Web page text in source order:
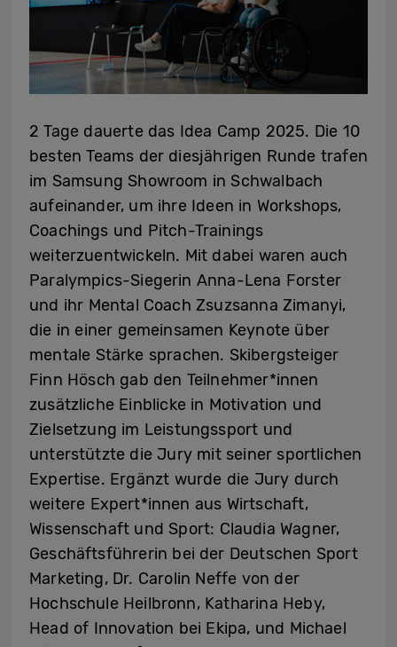
2 Tage dauerte das Idea Camp 2025. Die 10
besten Teams der diesjährigen Runde trafen
im Samsung Showroom in Schwalbach
aufeinander, um ihre Ideen in Workshops,
Coachings und Pitch-Trainings
weiterzuentwickeln. Mit dabei waren auch
Paralympics-Siegerin Anna-Lena Forster
und ihr Mental Coach Zsuzsanna Zimanyi,
die in einer gemeinsamen Keynote über
mentale Stärke sprachen. Skibergsteiger
Finn Hösch gab den Teilnehmer*innen
zusätzliche Einblicke in Motivation und
Zielsetzung im Leistungssport und
unterstützte die Jury mit seiner sportlichen
Expertise. Ergänzt wurde die Jury durch
weitere Expert*innen aus Wirtschaft,
Wissenschaft und Sport: Claudia Wagner,
Geschäftsführerin bei der Deutschen Sport
Marketing, Dr. Carolin Neffe von der
Hochschule Heilbronn, Katharina Heby,
Head of Innovation bei Ekipa, und Michael